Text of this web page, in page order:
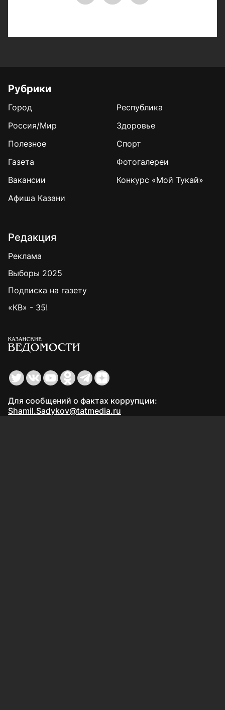
Рубрики
Город
Республика
Россия/Мир
Здоровье
Полезное
Спорт
Газета
Фотогалереи
Вакансии
Конкурс «Мой Тукай»
Афиша Казани
Редакция
Реклама
Выборы 2025
Подписка на газету
«КВ» - 35!
Для сообщений о фактах коррупции:
Shamil.Sadykov@tatmedia.ru